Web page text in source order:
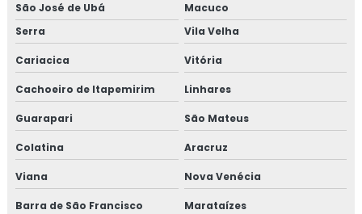
São José de Ubá
Macuco
Serra
Vila Velha
Cariacica Vitória
Cachoeiro de Itapemirim Linhares
Guarapari São Mateus
Colatina Aracruz
Viana Nova Venécia
Barra de São Francisco Marataízes